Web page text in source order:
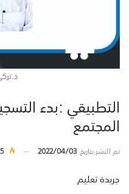
التطبيقي :بدء
المجتمع
تم النشر بتاريخ2022/04/03
جريدة تعليم